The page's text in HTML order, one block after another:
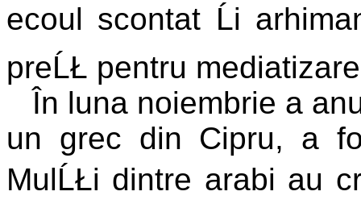
ecoul scontat Ĺi
preĹŁ pentru
În luna noiembrie a
un grec din Cipru, a
MulĹŁi dintre arabi au